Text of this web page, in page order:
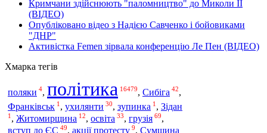
Кримчани здійснюють "паломництво" до Миколи ІІ
(ВІДЕО)
Опубліковано відео з Надією Савченко і бойовиками
"ДНР"
Активістка Femen зірвала конференцію Ле Пен (ВІДЕО)
Хмарка тегів
поляки 4, політика 16479, Сибіга 42,
Франківськ 1 , ухилянти 30, зупинка 1 , Зідан
1 , Житомирщина 12, освіта 33, грузія 69,
вступ до ЄС 49, акції протесту 9, Сумщина